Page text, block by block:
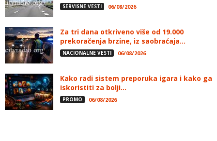
SERVISNE VESTI 06/08/2026
Za tri dana otkriveno više od 19.000
prekoračenja brzine, iz saobraćaja...
NACIONALNE VESTI 06/08/2026
Kako radi sistem preporuka igara i kako ga
iskoristiti za bolji...
PROMO 06/08/2026